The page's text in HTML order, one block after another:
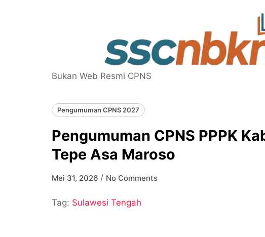
Bukan Web Resmi CPNS
Pengumuman CPNS 2027
Pengumuman CPNS PPPK
Tepe Asa Maroso
Mei 31, 2026 / No Comments
Tag: Sulawesi Tengah